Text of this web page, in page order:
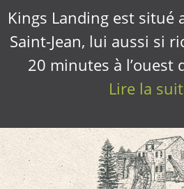
Kings Landing est situé
Saint-Jean, lui aussi si
20 minutes à l’ouest
Lire la